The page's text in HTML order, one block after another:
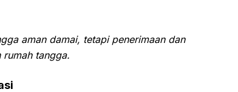
aman damai, tetapi penerimaan dan
rumah tangga.